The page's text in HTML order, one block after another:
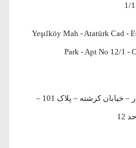
Yeşılköy Mah - Atatürk Cad -
Park - Apt No 12/1 -
تهران – شهریار – خیابان کرشته – پلاک 101 –